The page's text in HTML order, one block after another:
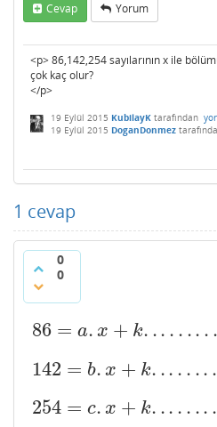
Cevap Yorum
<p> 86,142,254 sayılarının x ile
çok kaç olur?
</p>
19 Eylül 2015 KubilayK tarafından
19 Eylül 2015 DoganDonmez
1 cevap
0
0
86 = a. x + k. .. . . .. . .
86=a. x+k. .. .. .. .. .. .. .(
142 = b. x + k. .. . . .. .
142= b. x+k . .. .. .. .. .. ..
254 = c. x + k. .. . . .. .
254=c.x+k .. . . . . .. ..